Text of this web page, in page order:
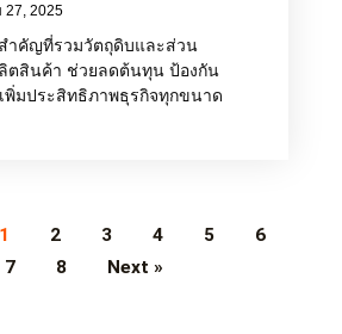
27, 2025
สำคัญที่รวมวัตถุดิบและส่วน
ตสินค้า ช่วยลดต้นทุน ป้องกัน
พิ่มประสิทธิภาพธุรกิจทุกขนาด
1 2 3 4 5
6
7
8 Next »